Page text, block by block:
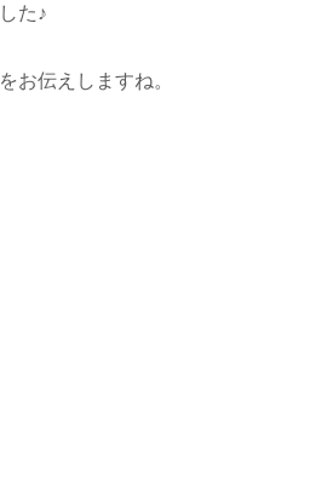
た♪
お伝えしますね。